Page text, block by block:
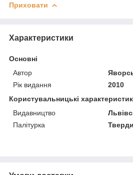
Приховати
Характеристики
Основні
Автор
Рік видання
2010
Користувальницькі
Видавництво
Палітурка